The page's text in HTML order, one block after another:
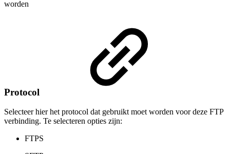
worden
Protocol
Selecteer hier het protocol dat gebruikt moet worden voor deze FTP
verbinding. Te selecteren opties zijn:
FTPS